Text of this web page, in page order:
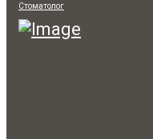
Стоматолог